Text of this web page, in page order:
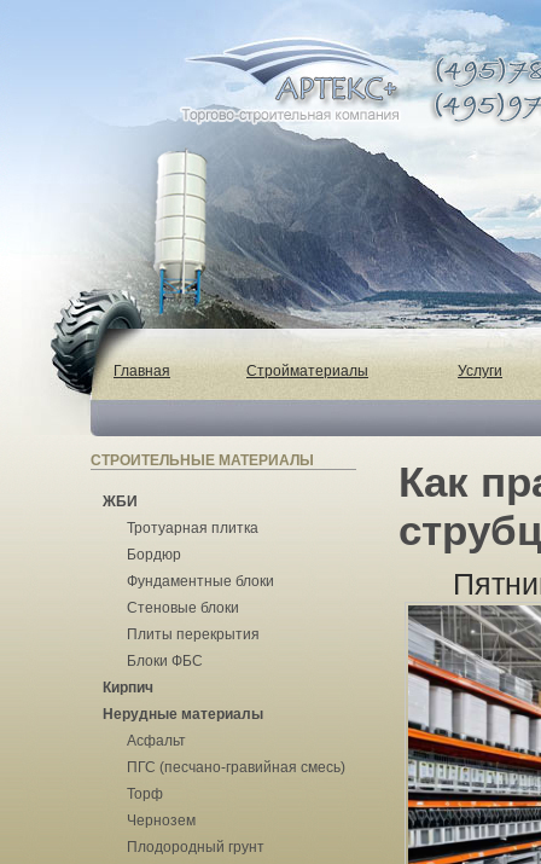
Главная Стройматериалы Услуги
СТРОИТЕЛЬНЫЕ МАТЕРИАЛЫ
ЖБИ
Тротуарная плитка
Бордюр
Фундаментные блоки
Стеновые блоки
Плиты перекрытия
Блоки ФБС
Кирпич
Нерудные материалы
Асфальт
ПГС (песчано-гравийная смесь)
Торф
Чернозем
Плодородный грунт
Как